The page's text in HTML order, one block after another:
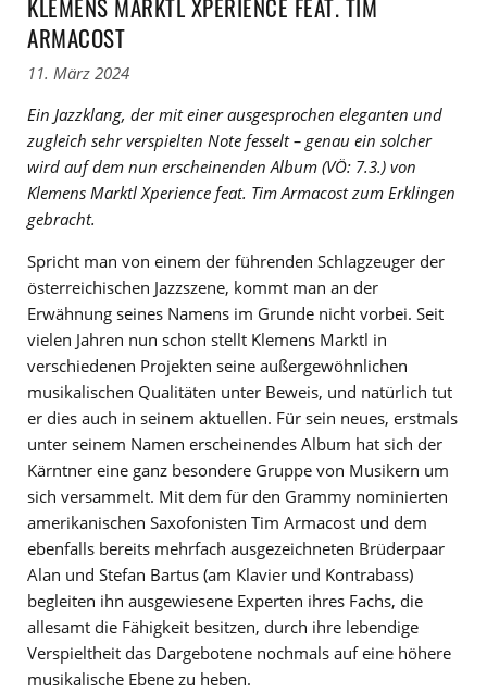
KLEMENS MARKTL XPERIENCE FEAT. TIM
ARMACOST
11. März 2024
Ein Jazzklang, der mit einer ausgesprochen eleganten und
zugleich sehr verspielten Note fesselt – genau ein solcher
wird auf dem nun erscheinenden Album (VÖ: 7.3.) von
Klemens Marktl Xperience feat. Tim Armacost zum Erklingen
gebracht.
Spricht man von einem der führenden Schlagzeuger der
österreichischen Jazzszene, kommt man an der
Erwähnung seines Namens im Grunde nicht vorbei. Seit
vielen Jahren nun schon stellt Klemens Marktl in
verschiedenen Projekten seine außergewöhnlichen
musikalischen Qualitäten unter Beweis, und natürlich tut
er dies auch in seinem aktuellen. Für sein neues, erstmals
unter seinem Namen erscheinendes Album hat sich der
Kärntner eine ganz besondere Gruppe von Musikern um
sich versammelt. Mit dem für den Grammy nominierten
amerikanischen Saxofonisten Tim Armacost und dem
ebenfalls bereits mehrfach ausgezeichneten Brüderpaar
Alan und Stefan Bartus (am Klavier und Kontrabass)
begleiten ihn ausgewiesene Experten ihres Fachs, die
allesamt die Fähigkeit besitzen, durch ihre lebendige
Verspieltheit das Dargebotene nochmals auf eine höhere
musikalische Ebene zu heben.